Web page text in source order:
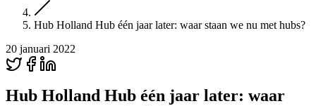
Hub Holland Hub één jaar later: waar staan we nu met hubs?
20 januari 2022
Hub Holland Hub één jaar later: waar